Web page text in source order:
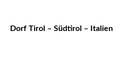
Dorf Tirol – Südtirol – Italien